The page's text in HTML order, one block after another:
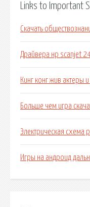
Links to Important
Скачать
Драйвера нр scanjet
Кинг конг жив актеры
Больше чем игра
Электрическая схема
Игры на андроид